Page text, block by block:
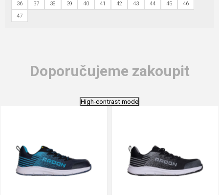
36 37 38 39 40 41 42 43 44 45
46
47
Doporučujeme zakoupit
High-contrast mode